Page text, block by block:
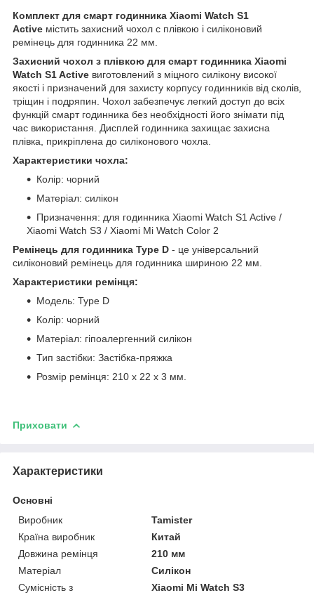
Комплект для смарт годинника Xiaomi Watch S1
Active містить захисний чохол c плівкою і силіконовий
ремінець для годинника 22 мм.
Захисний чохол з плівкою для смарт годинника Xiaomi
Watch S1 Active виготовлений з міцного силікону високої
якості і призначений для захисту корпусу годинників від сколів,
тріщин і подряпин. Чохол забезпечує легкий доступ до всіх
функцій смарт годинника без необхідності його знімати під
час використання. Дисплей годинника захищає захисна
плівка, прикріплена до силіконового чохла.
Характеристики чохла:
Колір: чорний
Матеріал: силікон
Призначення: для годинника Xiaomi Watch S1 Active /
Xiaomi Watch S3 / Xiaomi Mi Watch Color 2
Ремінець для годинника Type D - це універсальний
силіконовий ремінець для годинника шириною 22 мм.
Характеристики ремінця:
Модель: Type D
Колір: чорний
Матеріал: гіпоалергенний силікон
Тип застібки: Застібка-пряжка
Розмір ремінця: 210 x 22 x 3 мм.
Приховати
Характеристики
Основні
Виробник
Tamister
Країна виробник
Китай
Довжина ремінця
210 мм
Матеріал
Силікон
Сумісність з
Xiaomi Mi Watch S3